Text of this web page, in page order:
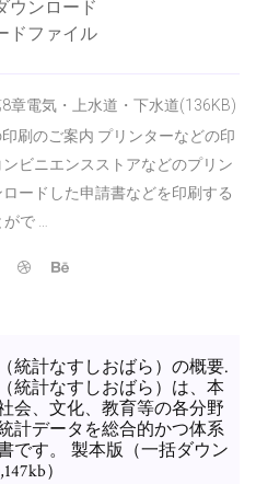
ウンロード
ドファイル
章電気・上水道・下水道(136KB)
刷のご案内 プリンターなどの印
ビニエンスストアなどのプリン
ードした申請書などを印刷する
で …
統計なすしおばら）の概要.
統計なすしおばら）は、本
会、文化、教育等の各分野
計データを総合的かつ体系
です。 製本版（一括ダウン
）